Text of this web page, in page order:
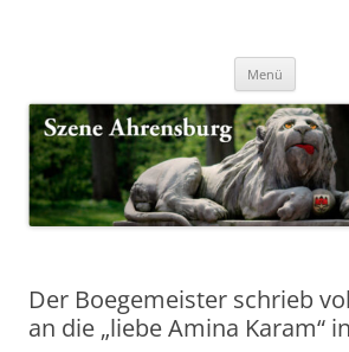
Szene Ahrensburg
Menü
Der Boegemeister schrieb
an die „liebe Amina Karam“